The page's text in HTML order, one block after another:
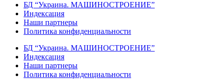
БД “Украина. МАШИНОСТРОЕНИЕ”
Индекcация
Наши партнеры
Политика конфиденциальности
БД “Украина. МАШИНОСТРОЕНИЕ”
Индекcация
Наши партнеры
Политика конфиденциальности